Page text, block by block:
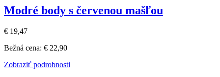
Modré body s červenou mašľou
€ 19,47
Bežná cena: € 22,90
Zobraziť podrobnosti